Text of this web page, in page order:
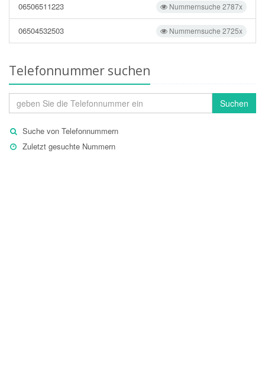
Nummernsuche 2787x
06506511223
Nummernsuche 2725x
06504532503
Telefonnummer suchen
Suchen
Suche von Telefonnummern
Zuletzt gesuchte Nummern